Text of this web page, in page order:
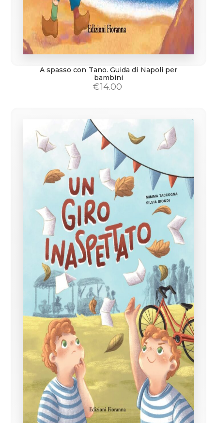
A spasso con Tano. Guida di Napoli per
bambini
€14.00